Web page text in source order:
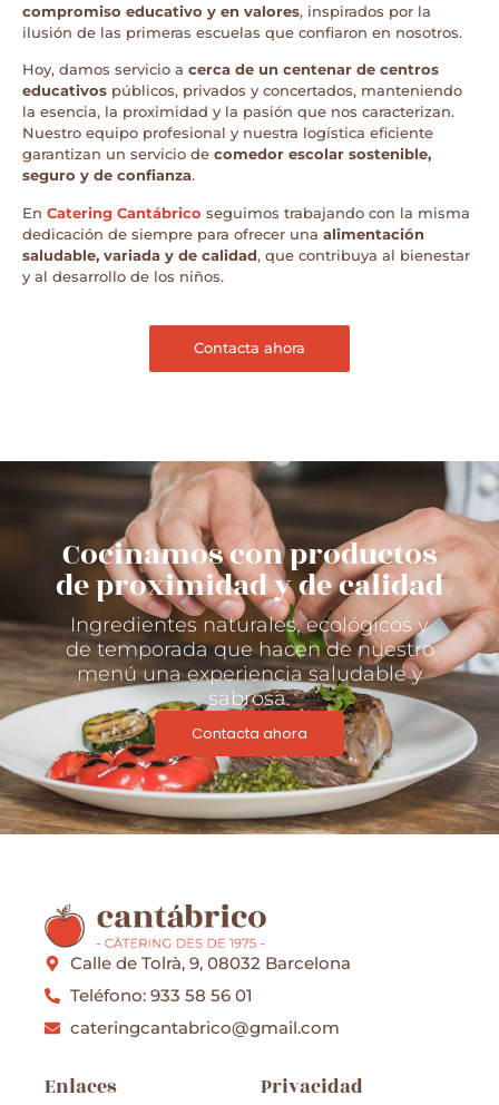
compromiso educativo y en valores, inspirados por la
ilusión de las primeras escuelas que confiaron en nosotros.
Hoy, damos servicio a cerca de un centenar de centros
educativos públicos, privados y concertados, manteniendo
la esencia, la proximidad y la pasión que nos caracterizan.
Nuestro equipo profesional y nuestra logística eficiente
garantizan un servicio de comedor escolar sostenible,
seguro y de confianza.
En Catering Cantábrico seguimos trabajando con la misma
dedicación de siempre para ofrecer una alimentación
saludable, variada y de calidad, que contribuya al bienestar
y al desarrollo de los niños.
Contacta ahora
Cocinamos con productos
de proximidad y de calidad
Ingredientes naturales, ecológicos y
de temporada que hacen de nuestro
menú una experiencia saludable y
sabrosa.
Contacta ahora
Calle de Tolrà, 9, 08032 Barcelona
Teléfono: 933 58 56 01
cateringcantabrico@gmail.com
Enlaces Privacidad